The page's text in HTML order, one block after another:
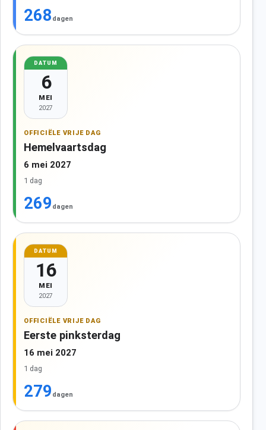
268 dagen
DATUM
6
MEI
2027
OFFICIËLE VRIJE DAG
Hemelvaartsdag
6 mei 2027
1 dag
269 dagen
DATUM
16
MEI
2027
OFFICIËLE VRIJE DAG
Eerste pinksterdag
16 mei 2027
1 dag
279 dagen